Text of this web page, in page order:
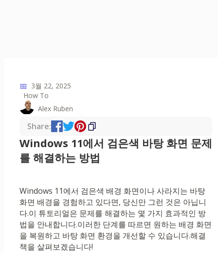
📅 3월 22, 2025
How To
Alex Ruben
Share:
Windows 11에서 검은색 바탕 화면 문제
를 해결하는 방법
Windows 11에서 검은색 배경 화면이나 사라지는 바탕
화면 배경을 경험하고 있다면, 당신만 그런 것은 아닙니
다.이 튜토리얼은 문제를 해결하는 몇 가지 효과적인 방
법을 안내합니다.이러한 단계를 따르면 원하는 배경 화면
을 복원하고 바탕 화면 환경을 개선할 수 있습니다.해결
책을 살펴보겠습니다!